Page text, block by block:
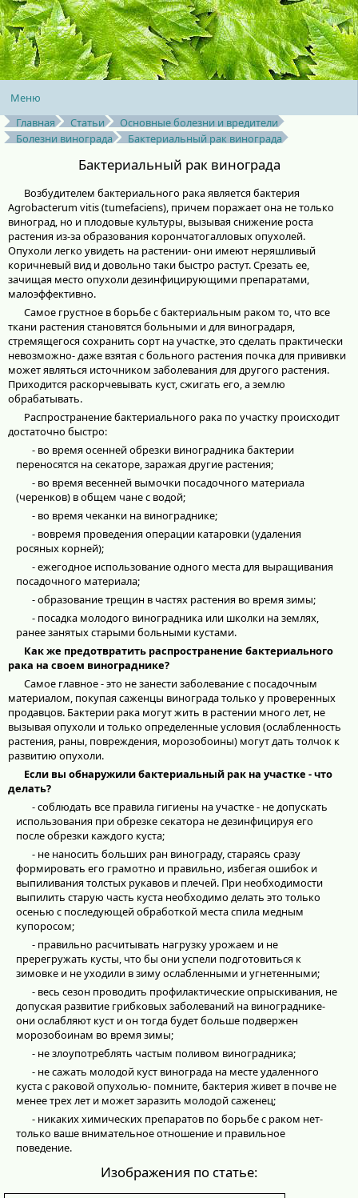
Меню
Главная
Статьи
Основные болезни и вредители
Болезни винограда
Бактериальный рак винограда
Бактериальный рак винограда
Возбудителем бактериального рака является бактерия
Agrobacterum vitis (tumefaciens), причем поражает она не только
виноград, но и плодовые культуры, вызывая снижение роста
растения из-за образования корончатогалловых опухолей.
Опухоли легко увидеть на растении- они имеют неряшливый
коричневый вид и довольно таки быстро растут. Срезать ее,
зачищая место опухоли дезинфицирующими препаратами,
малоэффективно.
Самое грустное в борьбе с бактериальным раком то, что все
ткани растения становятся больными и для виноградаря,
стремящегося сохранить сорт на участке, это сделать практически
невозможно- даже взятая с больного растения почка для прививки
может являться источником заболевания для другого растения.
Приходится раскорчевывать куст, сжигать его, а землю
обрабатывать.
Распространение бактериального рака по участку происходит
достаточно быстро:
- во время осенней обрезки виноградника бактерии
переносятся на секаторе, заражая другие растения;
- во время весенней вымочки посадочного материала
(черенков) в общем чане с водой;
- во время чеканки на винограднике;
- вовремя проведения операции катаровки (удаления
росяных корней);
- ежегодное использование одного места для выращивания
посадочного материала;
- образование трещин в частях растения во время зимы;
- посадка молодого виноградника или школки на землях,
ранее занятых старыми больными кустами.
Как же предотвратить распространение бактериального
рака на своем винограднике?
Самое главное - это не занести заболевание с посадочным
материалом, покупая саженцы винограда только у проверенных
продавцов. Бактерии рака могут жить в растении много лет, не
вызывая опухоли и только определенные условия (ослабленность
растения, раны, повреждения, морозобоины) могут дать толчок к
развитию опухоли.
Если вы обнаружили бактериальный рак на участке - что
делать?
- соблюдать все правила гигиены на участке - не допускать
использования при обрезке секатора не дезинфицируя его
после обрезки каждого куста;
- не наносить больших ран винограду, стараясь сразу
формировать его грамотно и правильно, избегая ошибок и
выпиливания толстых рукавов и плечей. При необходимости
выпилить старую часть куста необходимо делать это только
осенью с последующей обработкой места спила медным
купоросом;
- правильно расчитывать нагрузку урожаем и не
пререгружать кусты, что бы они успели подготовиться к
зимовке и не уходили в зиму ослабленными и угнетенными;
- весь сезон проводить профилактические опрыскивания, не
допуская развитие грибковых заболеваний на винограднике-
они ослабляют куст и он тогда будет больше подвержен
морозобоинам во время зимы;
- не злоупотреблять частым поливом виноградника;
- не сажать молодой куст винограда на месте удаленного
куста с раковой опухолью- помните, бактерия живет в почве не
менее трех лет и может заразить молодой саженец;
- никаких химических препаратов по борьбе с раком нет-
только ваше внимательное отношение и правильное
поведение.
Изображения по статье: